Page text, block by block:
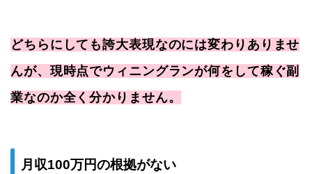
どちらにしても誇大表現なのには変わりありませ
んが、現時点でウィニングランが何をして稼ぐ副
業なのか全く分かりません。
月収100万円の根拠がない